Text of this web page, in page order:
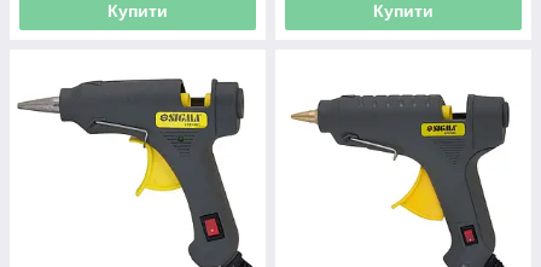
Купити Купити